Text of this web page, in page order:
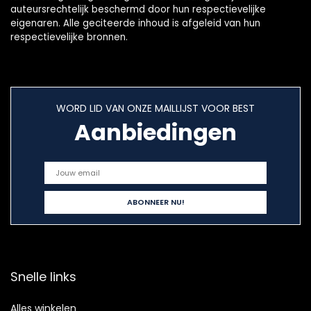
auteursrechtelijk beschermd door hun respectievelijke
eigenaren. Alle geciteerde inhoud is afgeleid van hun
respectievelijke bronnen.
WORD LID VAN ONZE MAILLIJST VOOR BEST
Aanbiedingen
Snelle links